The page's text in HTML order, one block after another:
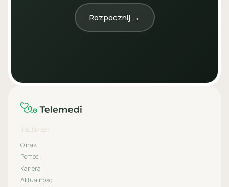
Rozpocznij →
TELEMEDI
O nas
Pomoc
Kariera
Aktualności